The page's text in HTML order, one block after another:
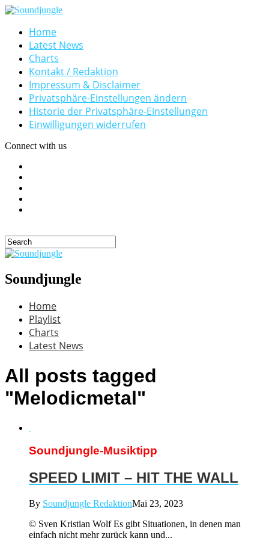
Home
Latest News
Charts
Kontakt / Redaktion
Impressum & Disclaimer
Privatsphäre-Einstellungen ändern
Historie der Privatsphäre-Einstellungen
Einwilligungen widerrufen
Connect with us
Soundjungle
Home
Playlist
Charts
Latest News
All posts tagged
"Melodicmetal"
Soundjungle-Musiktipp
SPEED LIMIT – HIT THE WALL
By Soundjungle RedaktionMai 23, 2023
© Sven Kristian Wolf Es gibt Situationen, in denen man
einfach nicht mehr zurück kann und...